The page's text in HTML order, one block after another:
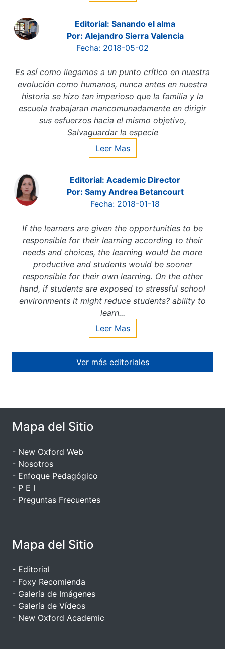
Editorial: Sanando el alma
Por: Alejandro Sierra Valencia
Fecha: 2018-05-02
Es así como llegamos a un punto crítico en nuestra
evolución como humanos, nunca antes en nuestra
historia se hizo tan imperioso que la familia y la
escuela trabajaran mancomunadamente en dirigir
sus esfuerzos hacia el mismo objetivo,
Salvaguardar la especie
Leer Mas
Editorial: Academic Director
Por: Samy Andrea Betancourt
Fecha: 2018-01-18
If the learners are given the opportunities to be
responsible for their learning according to their
needs and choices, the learning would be more
productive and students would be sooner
responsible for their own learning. On the other
hand, if students are exposed to stressful school
environments it might reduce students? ability to
learn...
Leer Mas
Ver más editoriales
Mapa del Sitio
- New Oxford Web
- Nosotros
- Enfoque Pedagógico
- P E I
- Preguntas Frecuentes
Mapa del Sitio
- Editorial
- Foxy Recomienda
- Galería de Imágenes
- Galería de Vídeos
- New Oxford Academic